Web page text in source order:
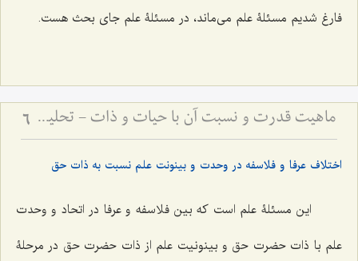
فارغ شدیم مسئلۀ علم می‌ماند، در مسئلۀ علم جای بحث هست.
ماهیت قدرت و نسبت آن با حیات و ذات - تحلیل فلسفیِ تلازمِ قدرت با وجود و نقد اوهام انسانی 6
اختلاف عرفا و فلاسفه در وحدت و بینونت علم نسبت به ذات حق
این مسئلۀ علم است که بین فلاسفه و عرفا در اتحاد و وحدت
علم با ذات حضرت حق و بینونیت علم از ذات حضرت حق در مرحلۀ